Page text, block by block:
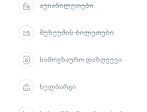
ავიაბილეთები
მუზეუმის ბილეთები
სამოგზაურო დაზღვევა
ხელბარგი